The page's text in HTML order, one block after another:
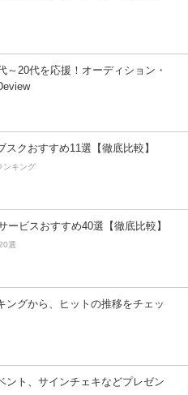
～20代を応援！オーディション・
スクおすすめ11選【徹底比較】
ンキング
ービスおすすめ40選【徹底比較】
選
ングから、ヒットの推移をチェッ
ント、サインチェキなどプレゼン